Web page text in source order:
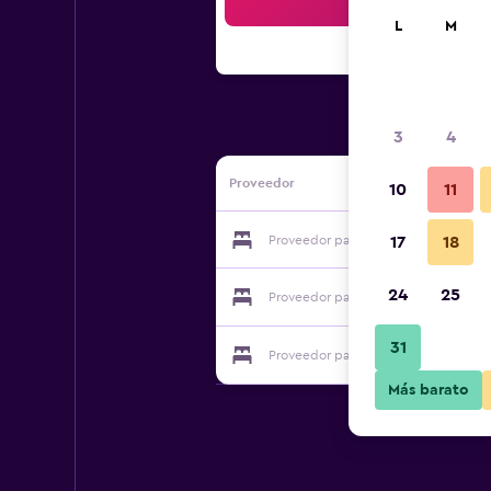
Proveedor
Proveedor para Hotel Und
Proveedor para Hotel Und
Proveedor para Hotel Und Restaurant
L M
3 4
10 11
17 18
24 25
31
Más barato